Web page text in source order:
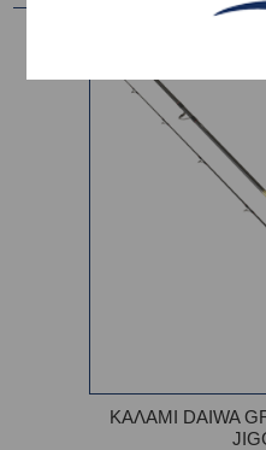
ΚΑΛΑΜΙ DAIWA